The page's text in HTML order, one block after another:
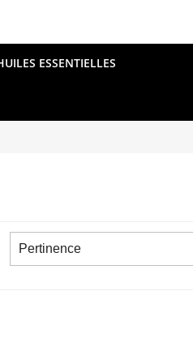
ESSENTIELLES
Pertinence